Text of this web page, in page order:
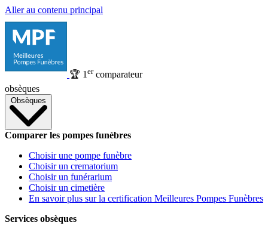
Aller au contenu principal
🏆 1 ercomparateur
obsèques
Obsèques
Comparer les pompes funèbres
Choisir une pompe funèbre
Choisir un crematorium
Choisir un funérarium
Choisir un cimetière
En savoir plus sur la certification Meilleures Pompes Funèbres
Services obsèques